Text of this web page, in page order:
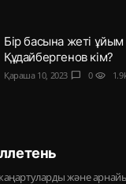
Бір басына жеті
Құдайбергенов кім?
Қараша 10, 2023 chat_bubble 0 visibility
және